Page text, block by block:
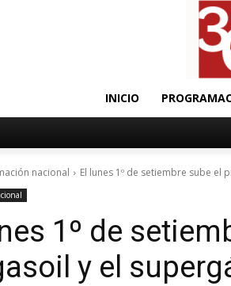
INICIO
nacional El lunes 1º de setiembre sube el
1º de
y el